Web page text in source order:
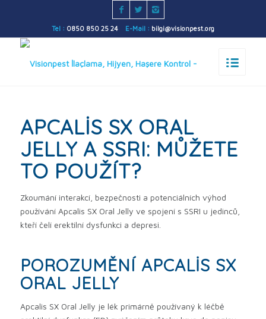
Tel : 0850 850 25 24 E-Mail : bilgi@visionpest.org
APCALIS SX ORAL
JELLY A SSRI: MŮŽETE
TO POUŽÍT?
Zkoumání interakcí, bezpečnosti a potenciálních výhod
používání Apcalis SX Oral Jelly ve spojení s SSRI u jedinců,
kteří čelí erektilní dysfunkci a depresi.
POROZUMĚNÍ APCALIS SX
ORAL JELLY
Apcalis SX Oral Jelly je lék primárně používaný k léčbě